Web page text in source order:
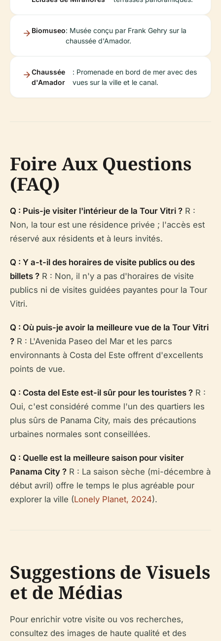
Biomuseo: Musée conçu par Frank Gehry sur la
chaussée d'Amador.
Chaussée
d'Amador
: Promenade en bord de mer avec des
vues sur la ville et le canal.
Foire Aux Questions
(FAQ)
Q : Puis-je visiter l'intérieur de la Tour Vitri ? R :
Non, la tour est une résidence privée ; l'accès est
réservé aux résidents et à leurs invités.
Q : Y a-t-il des horaires de visite publics ou des
billets ? R : Non, il n'y a pas d'horaires de visite
publics ni de visites guidées payantes pour la Tour
Vitri.
Q : Où puis-je avoir la meilleure vue de la Tour Vitri
? R : L'Avenida Paseo del Mar et les parcs
environnants à Costa del Este offrent d'excellents
points de vue.
Q : Costa del Este est-il sûr pour les touristes ? R :
Oui, c'est considéré comme l'un des quartiers les
plus sûrs de Panama City, mais des précautions
urbaines normales sont conseillées.
Q : Quelle est la meilleure saison pour visiter
Panama City ? R : La saison sèche (mi-décembre à
début avril) offre le temps le plus agréable pour
explorer la ville (Lonely Planet, 2024).
Suggestions de Visuels
et de Médias
Pour enrichir votre visite ou vos recherches,
consultez des images de haute qualité et des